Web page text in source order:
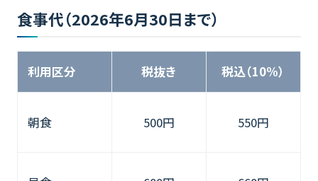
食事代（2026年6月30日まで）
利用区分 税抜き 税込（10%）
朝食 500円 550円